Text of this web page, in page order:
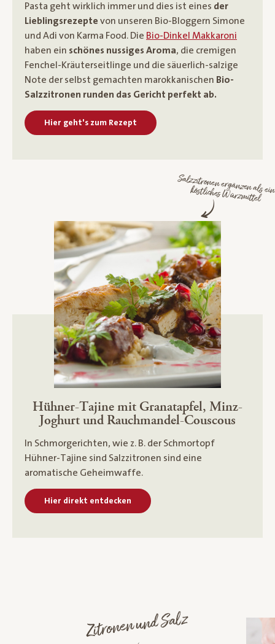
Pasta geht wirklich immer und dies ist eines der
Lieblingsrezepte von unseren Bio-Bloggern Simone
und Adi von Karma Food. Die Bio-Dinkel Makkaroni
haben ein schönes nussiges Aroma, die cremigen
Fenchel-Kräuterseitlinge und die säuerlich-salzige
Note der selbst gemachten marokkanischen Bio-
Salzzitronen runden das Gericht perfekt ab.
Hier geht's zum Rezept
Salzzitronen ergänzen als ein köstliches Würzmittel
Hühner-Tajine mit Granatapfel, Minz-
Joghurt und Rauchmandel-Couscous
In Schmorgerichten, wie z. B. der Schmortopf
Hühner-Tajine sind Salzzitronen sind eine
aromatische Geheimwaffe.
Hier direkt entdecken
Zitronen und Salz